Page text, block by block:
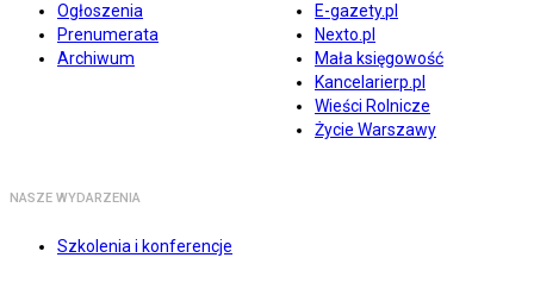
Ogłoszenia
Prenumerata
Archiwum
E-gazety.pl
Nexto.pl
Mała księgowość
Kancelarierp.pl
Wieści Rolnicze
Życie Warszawy
NASZE WYDARZENIA
Szkolenia i konferencje